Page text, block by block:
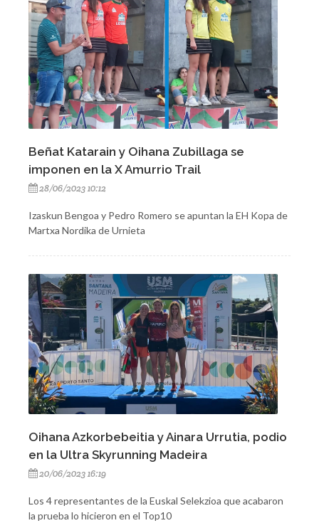
Beñat Katarain y Oihana Zubillaga se
imponen en la X Amurrio Trail
28/06/2023 10:12
Izaskun Bengoa y Pedro Romero se apuntan la EH Kopa de
Martxa Nordika de Urnieta
Oihana Azkorbebeitia y Ainara Urrutia, podio
en la Ultra Skyrunning Madeira
20/06/2023 16:19
Los 4 representantes de la Euskal Selekzioa que acabaron
la prueba lo hicieron en el Top10